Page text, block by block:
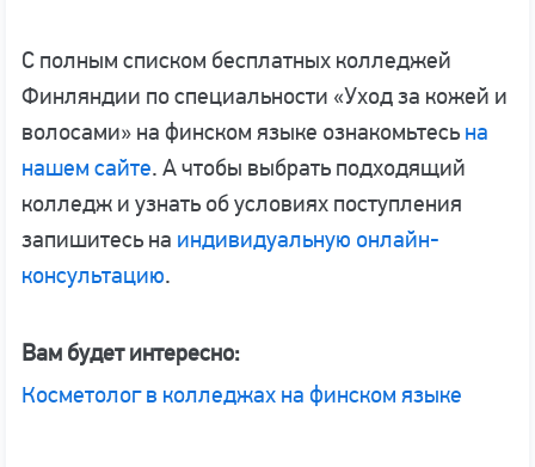
С полным списком бесплатных колледжей
Финляндии по специальности «Уход за кожей и
волосами» на финском языке ознакомьтесь на
нашем сайте. А чтобы выбрать подходящий
колледж и узнать об условиях поступления
запишитесь на индивидуальную онлайн-
консультацию.
Вам будет интересно:
Косметолог в колледжах на финском языке